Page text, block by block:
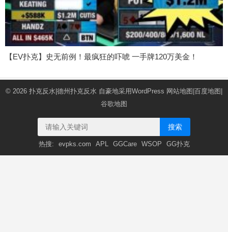
【EV扑克】史无前例！最疯狂的吓唬 一手牌120万美金！
© 2026 扑克反水|德州扑克反水 自豪地采用WordPress 网站地图 百度地图
谷歌地图
搜索
热搜: evpks.com APL GGCare WSOP GG扑克